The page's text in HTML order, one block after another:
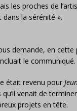
les proches de
la sérénité ».
demande, en
le communiqué.
était revenu pour
venait de
projets en tête.